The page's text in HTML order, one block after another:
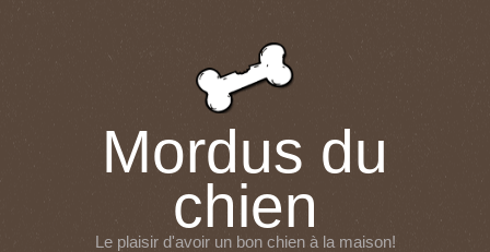
Mordus du
chien
Le plaisir d'avoir un bon chien à la maison!